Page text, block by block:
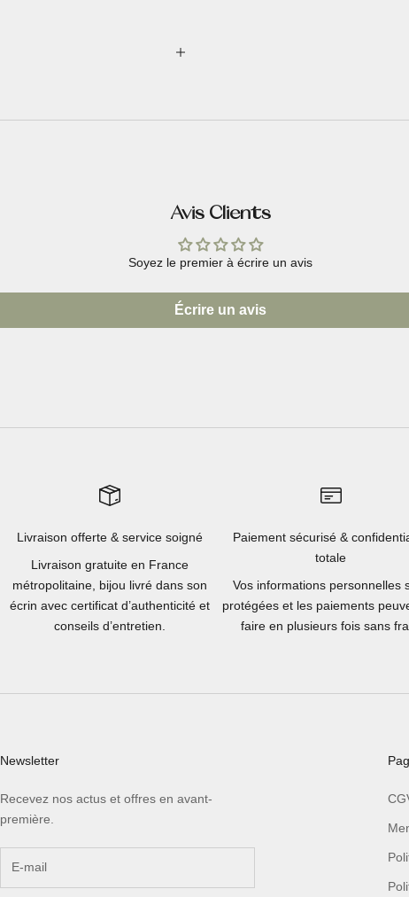
Avis Clients
Soyez le premier à écrire un avis
Écrire un avis
Livraison offerte & service soigné
Livraison gratuite en France
métropolitaine, bijou livré dans son
écrin avec certificat d’authenticité et
conseils d’entretien.
Paiement sécurisé &
totale
Vos informations personnelles
protégées et les paiements
faire en plusieurs fois sans
Newsletter
Recevez nos actus et offres en avant-
première.